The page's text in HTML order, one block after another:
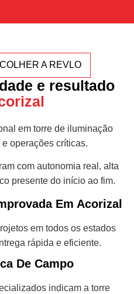
A REVLO
e resultado
em torre de iluminação
operações críticas.
com autonomia real, alta
presente do início ao fim.
Em Acorizal
em todos os estados
rápida e eficiente.
De Campo
indicam a torre